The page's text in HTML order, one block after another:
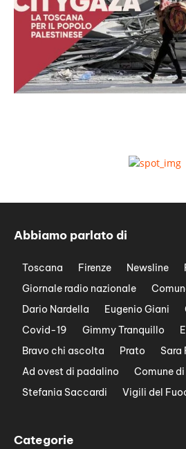
Abbiamo parlato di
Toscana Firenze Newsline
Giornale radio nazionale
Dario Nardella
Eugenio Giani
Covid-19
Gimmy Tranquillo
Bravo chi ascolta
Prato Sara
Ad ovest di padalino
Comune
Stefania Saccardi
Vigili del
Categorie